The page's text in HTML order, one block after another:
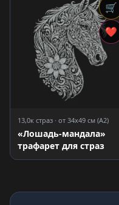
🛒
❤
13,0к страз · от 34x49 см (A2)
«Лошадь-мандала»
трафарет для страз